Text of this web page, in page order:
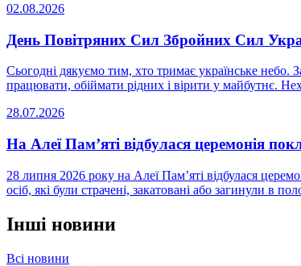
02.08.2026
День Повітряних Сил Збройних Сил
Сьогодні дякуємо тим, хто тримає українське
працювати, обіймати рідних і вірити у майбутнє.
28.07.2026
На Алеї Пам’яті відбулася церемонія
28 липня 2026 року на Алеї Пам’яті відбулася
осіб, які були страчені, закатовані або загинули в
Інші новини
Всі новини